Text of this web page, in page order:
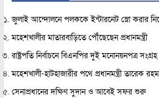
জুলাই আন্দোলনে পলককে ইন্টারনেট স্লো করার
মহেশখালীর মাতারবাড়িতে পৌঁছেছেন প্রধানমন্ত্রী
রাষ্ট্রপতি নির্বাচনে বিএনপির দুই মনোনয়নপত্র সংগ্রহ
মহেশখালী-হাটহাজারীর পথে প্রধানমন্ত্রী তারেক
সেনাপ্রধানের দক্ষিণ সুদান ও আবেই সফর শুরু